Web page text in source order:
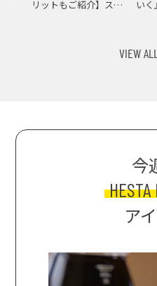
リットもご紹介】スパ
い
VIEW ALL
今
HESTA
ア